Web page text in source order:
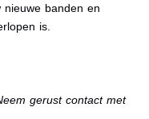
banden en
is.
gerust contact met